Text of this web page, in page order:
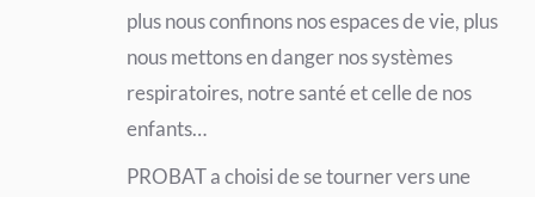
plus nous confinons nos espaces de vie, plus
nous mettons en danger nos systèmes
respiratoires, notre santé et celle de nos
enfants…
PROBAT a choisi de se tourner vers une